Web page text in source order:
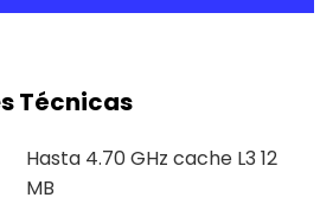
Técnicas
Hasta 4.70 GHz cache L3 12
MB